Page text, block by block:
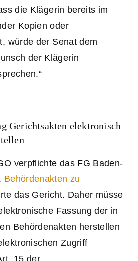
die Klägerin bereits im
Kopien oder
würde der Senat dem
der Klägerin
Gerichtsakten elektronisch
verpflichte das FG Baden-
Behördenakten zu
das Gericht. Daher müsse
Fassung der in
Behördenakten herstellen
Zugriff
15 der